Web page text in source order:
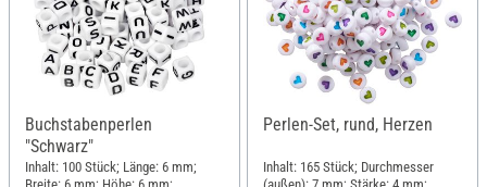
Buchstabenperlen
"Schwarz"
Inhalt: 100 Stück; Länge: 6 mm;
Perlen-Set, rund, Herzen
Inhalt: 165 Stück; Durchmesser